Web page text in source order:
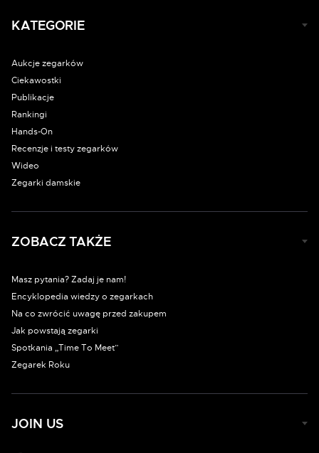
KATEGORIE
Aukcje zegarków
Ciekawostki
Publikacje
Rankingi
Hands-On
Recenzje i testy zegarków
Wideo
Zegarki damskie
ZOBACZ TAKŻE
Masz pytania? Zadaj je nam!
Encyklopedia wiedzy o zegarkach
Na co zwrócić uwagę przed zakupem
Jak powstają zegarki
Spotkania „Time To Meet”
Zegarek Roku
JOIN US